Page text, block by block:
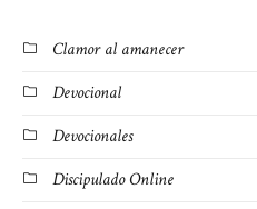
Clamor al amanecer
Devocional
Devocionales
Discipulado Online